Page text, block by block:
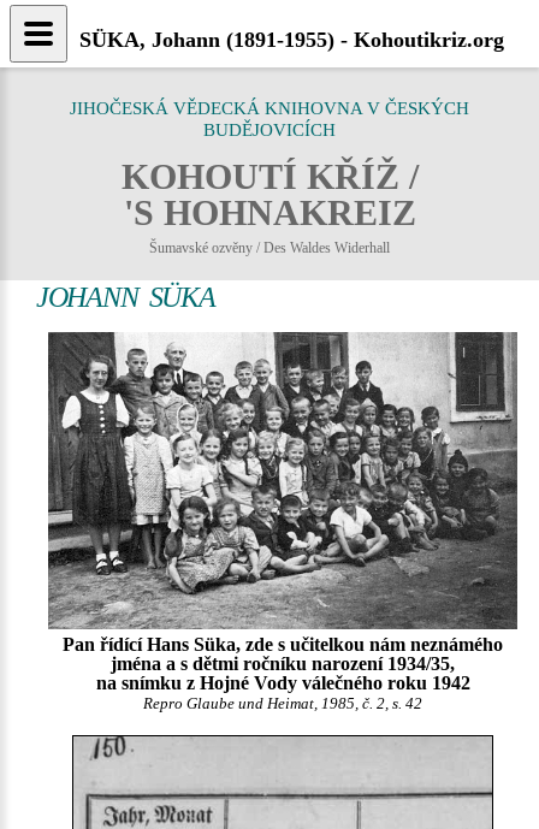
JIHOČESKÁ VĚDECKÁ KNIHOVNA V ČESKÝCH
BUDĚJOVICÍCH
KOHOUTÍ KŘÍŽ /
'S HOHNAKREIZ
Šumavské ozvěny / Des Waldes Widerhall
JOHANN SÜKA
Pan řídící Hans Süka, zde s učitelkou nám neznámého
jména a s dětmi ročníku narození 1934/35,
na snímku z Hojné Vody válečného roku 1942
Repro Glaube und Heimat, 1985, č. 2, s. 42
SÜKA, Johann (1891-1955) - Kohoutikriz.org